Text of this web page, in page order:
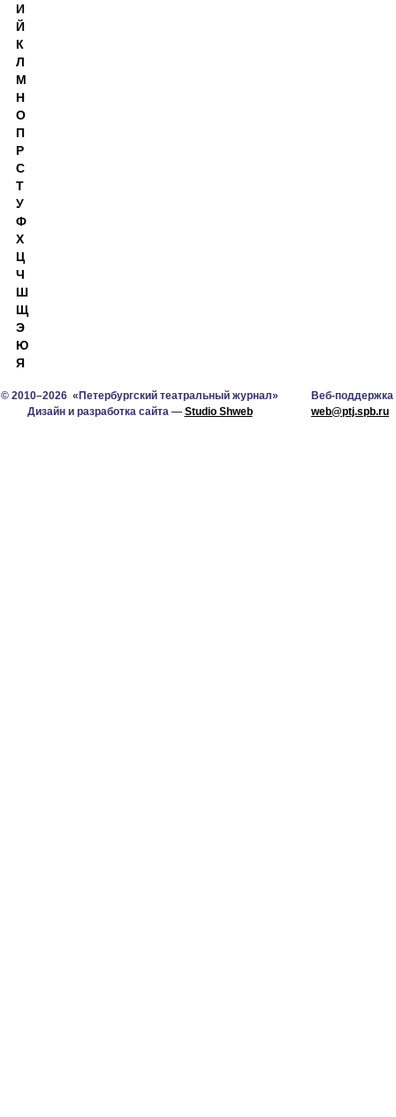
И
Й
К
Л
М
Н
О
П
Р
С
Т
У
Ф
Х
Ц
Ч
Ш
Щ
Э
Ю
Я
© 2010–2026 «Петербургский театральный журнал»
Дизайн и разработка сайта — Studio Shweb
Веб-поддержка
web@ptj.spb.ru